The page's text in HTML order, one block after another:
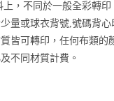
，不同於一般全彩轉印
量或球衣背號,號碼背
皆可轉印，任何布類的
不同材質計費。